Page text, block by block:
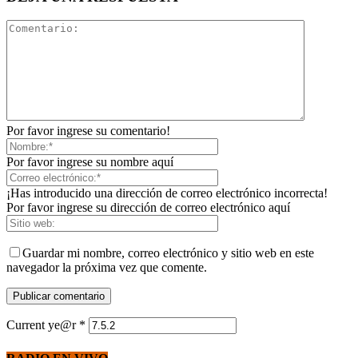
Por favor ingrese su comentario!
Por favor ingrese su nombre aquí
¡Has introducido una dirección de correo electrónico incorrecta!
Por favor ingrese su dirección de correo electrónico aquí
Guardar mi nombre, correo electrónico y sitio web en este
navegador la próxima vez que comente.
Current ye@r *